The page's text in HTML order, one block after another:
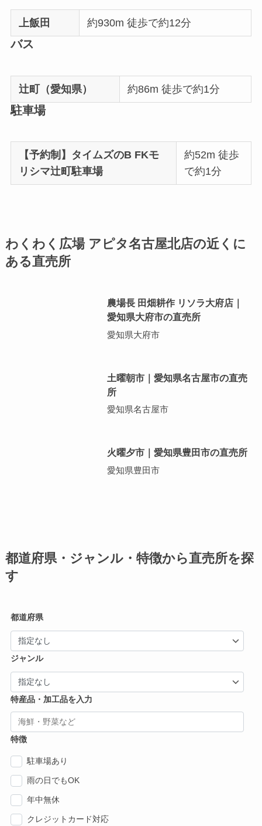
上飯田 約930m 徒歩で約12分
バス
辻町（愛知県） 約86m 徒歩で約1分
駐車場
【予約制】タイムズのB FKモ
リシマ辻町駐車場
約52m 徒歩
で約1分
わくわく広場 アピタ名古屋北店の近くに
ある直売所
農場長 田畑耕作 リソラ大府店｜
愛知県大府市の直売所
愛知県大府市
土曜朝市｜愛知県名古屋市の直売
所
愛知県名古屋市
火曜夕市｜愛知県豊田市の直売所
愛知県豊田市
都道府県・ジャンル・特徴から直売所を探
す
都道府県
ジャンル
特産品・加工品を入力
特徴
駐車場あり
雨の日でもOK
年中無休
クレジットカード対応